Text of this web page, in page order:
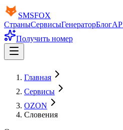
SMSFOX
СтраныСервисыГенераторБлог
Получить номер
Главная
Сервисы
OZON
Словения